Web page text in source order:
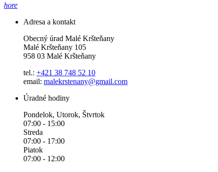
hore
Adresa a kontakt
Obecný úrad Malé Kršteňany
Malé Kršteňany 105
958 03 Malé Kršteňany
tel.: +421 38 748 52 10
email: malekrstenany@gmail.com
Úradné hodiny
Pondelok, Utorok, Štvrtok
07:00 - 15:00
Streda
07:00 - 17:00
Piatok
07:00 - 12:00